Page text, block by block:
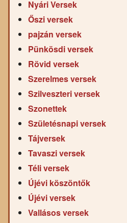
Nyári Versek
Őszi versek
pajzán versek
Pünkösdi versek
Rövid versek
Szerelmes versek
Szilveszteri versek
Szonettek
Születésnapi versek
Tájversek
Tavaszi versek
Téli versek
Újévi köszöntők
Újévi versek
Vallásos versek